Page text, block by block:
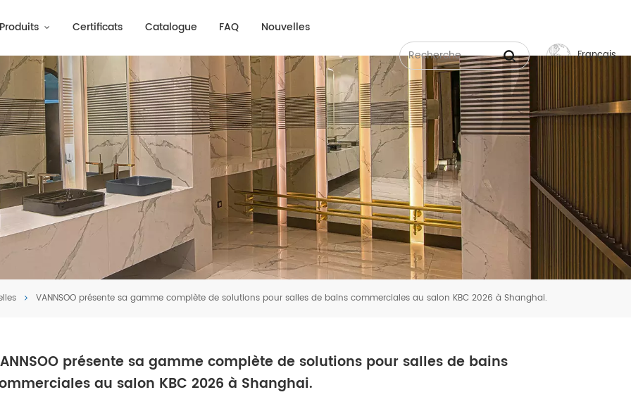
Certificats Catalogue FAQ Nouvelles
Français
English
Русский
Español
中文
VANNSOO présente sa gamme complète de solutions pour salles de bains commerciales au salon KBC 2026 à Shanghai.
présente sa gamme complète de solutions pour salles de bains
au salon KBC 2026 à Shanghai.